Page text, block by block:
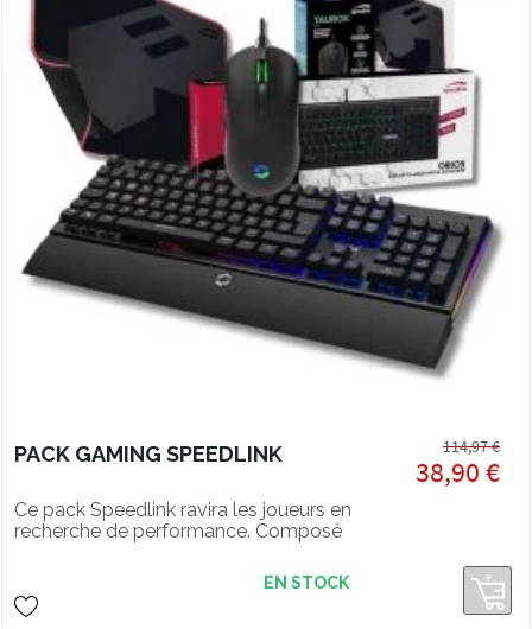
PACK GAMING SPEEDLINK
Ce pack Speedlink ravira les joueurs en
recherche de performance. Composé
gaming et d'un tapis souris LED.
38,90 €
114,97 €
EN STOCK